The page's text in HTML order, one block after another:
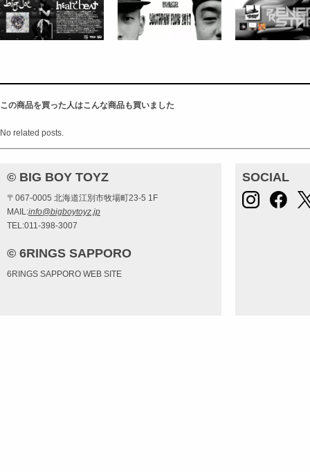
この商品を買った人はこんな商品も買いました
No related posts.
© BIG BOY TOYZ
〒067-0005 北海道江別市牧場町23-5 1F
MAIL:info@bigboytoyz.jp
TEL:011-398-3007
© 6RINGS SAPPORO
6RINGS SAPPORO WEB SITE
SOCIAL